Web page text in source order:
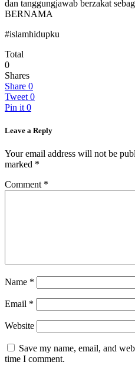
dan tanggungjawab berzakat
BERNAMA
#islamhidupku
Total
0
Shares
Share 0
Tweet 0
Pin it 0
Leave a Reply
Your email address will not be
marked *
Comment *
Name *
Email *
Website
Save my name, email, and
time I comment.